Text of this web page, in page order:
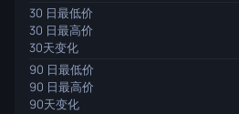
30 日最低价
30 日最高价
30天变化
90 日最低价
90 日最高价
90天变化